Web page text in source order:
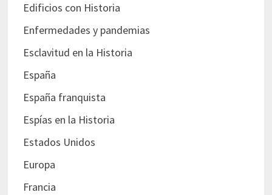
Edificios con Historia
Enfermedades y pandemias
Esclavitud en la Historia
España
España franquista
Espías en la Historia
Estados Unidos
Europa
Francia